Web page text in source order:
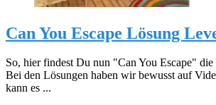
Can You Escape Lösung
So, hier findest Du nun "Can You Escape"
Bei den Lösungen haben wir bewusst auf
kann es ...